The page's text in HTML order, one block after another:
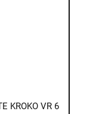
KROKO VR 6